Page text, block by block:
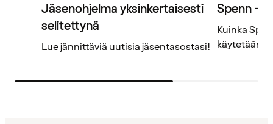
Jäsenohjelma yksinkertaisesti
selitettynä
Lue jännittäviä uutisia jäsentasostasi!
Spenn –
Kuinka
käytetään?